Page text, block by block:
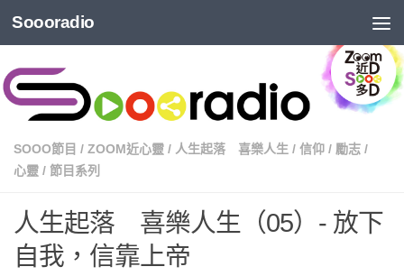
Soooradio
SOOO節目 / ZOOM近心靈 / 人生起落 喜樂人生 / 信仰 / 勵志 /
心靈 / 節目系列
人生起落 喜樂人生（05）- 放下
自我，信靠上帝